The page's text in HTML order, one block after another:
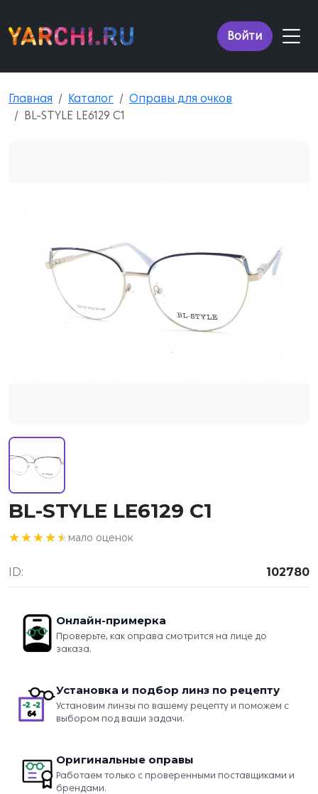
Войти
Главная Каталог
Оправы для очков
BL-STYLE LE6129 C1
BL-STYLE LE6129 C1
★★★★★
★★★★★мало оценок
ID: 102780
Онлайн-примерка
Проверьте, как оправа смотрится на лице до
заказа.
Установка и подбор линз по рецепту
Установим линзы по вашему рецепту и поможем с
выбором под ваши задачи.
Оригинальные оправы
Работаем только с проверенными поставщиками и
брендами.